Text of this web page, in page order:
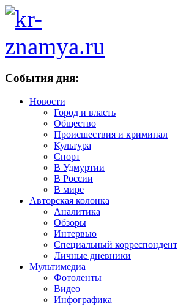
События дня:
Новости
Город и власть
Общество
Происшествия и криминал
Культура
Спорт
В Удмуртии
В России
В мире
Авторская колонка
Аналитика
Обзоры
Интервью
Специальный корреспондент
Личные дневники
Мультимедиа
Фотоленты
Видео
Инфографика